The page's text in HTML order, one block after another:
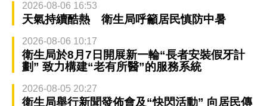
2026-08-06 16:53
天氣持續酷熱 衛生局呼籲居民慎防中暑
2026-08-06 10:17
衛生局於8月7日開展新一輪“長者安裝假牙計
劃” 致力構建“老有所醫”的服務系統
2026-08-05 20:27
衛生局舉行新聞發佈會及“快閃活動” 向居民傳